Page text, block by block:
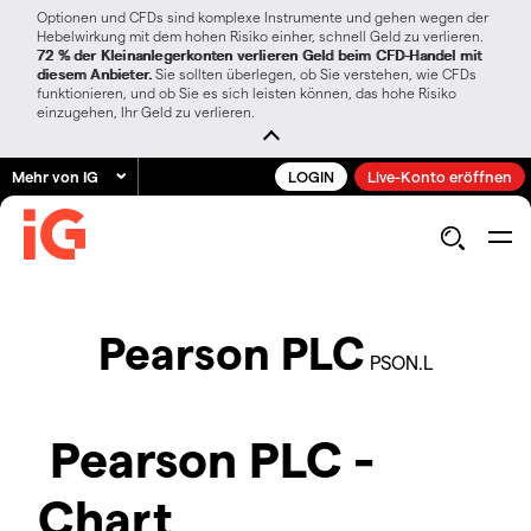
Optionen und CFDs sind komplexe Instrumente und gehen wegen der
Hebelwirkung mit dem hohen Risiko einher, schnell Geld zu verlieren.
72 % der Kleinanlegerkonten verlieren Geld beim CFD-Handel mit
diesem Anbieter. Sie sollten überlegen, ob Sie verstehen, wie CFDs
funktionieren, und ob Sie es sich leisten können, das hohe Risiko
einzugehen, Ihr Geld zu verlieren.
Mehr von IG LOGIN Live-Konto eröffnen
Pearson PLC PSON.L
Pearson PLC -
Chart